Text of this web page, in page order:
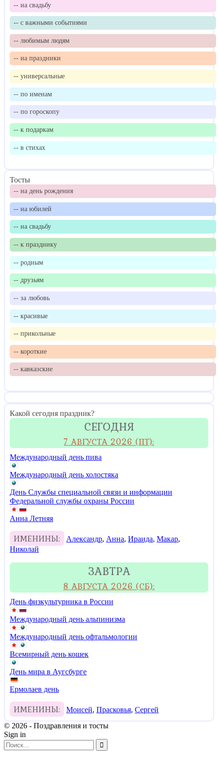
-- на свадьбу
-- с важными событиями
-- любимым людям
-- на праздники
-- универсальные
-- по именам
-- по гороскопу
-- к подаркам
-- в стихах
Тосты
-- на день рождения
-- на юбилей
-- на свадьбу
-- к празднику
-- родным
-- друзьям
-- за любовь
-- красивые
-- прикольные
-- короткие
-- кавказские
Какой сегодня праздник?
СЕГОДНЯ
7 АВГУСТА 2026 (ПТ):
Международный день пива
Международный день холостяка
День Службы специальной связи и информации
Федеральной службы охраны России
Анна Летняя
ИМЕНИНЫ: Александр, Анна, Ираида, Макар,
Николай
ЗАВТРА
8 АВГУСТА 2026 (СБ):
День физкультурника в России
Международный день альпинизма
Международный день офтальмологии
Всемирный день кошек
День мира в Аугсбурге
Ермолаев день
ИМЕНИНЫ: Моисей, Прасковья, Сергей
© 2026 - Поздравления и тосты
Sign in